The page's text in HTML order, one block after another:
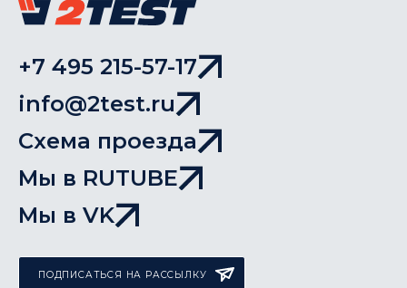
+7 495 215-57-17
info@2test.ru
Схема проезда
Мы в RUTUBE
Мы в VK
ПОДПИСАТЬСЯ НА РАССЫЛКУ